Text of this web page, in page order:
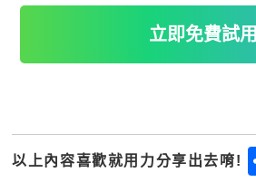
立即免費試用
以上內容喜歡就用力分享出去唷!